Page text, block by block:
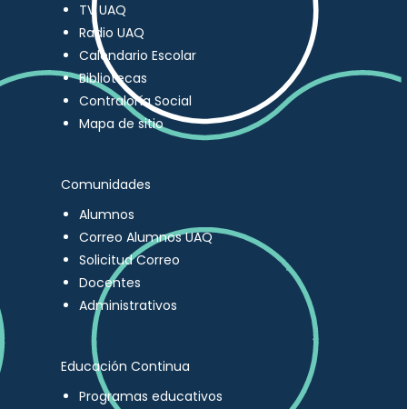
TV UAQ
Radio UAQ
Calendario Escolar
Bibliotecas
Contraloría Social
Mapa de sitio
Comunidades
Alumnos
Correo Alumnos UAQ
Solicitud Correo
Docentes
Administrativos
Educación Continua
Programas educativos